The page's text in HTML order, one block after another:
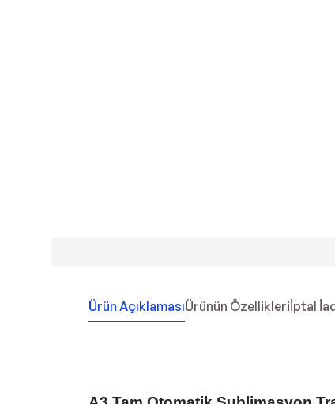
Ürün AçıklamasıÜrünün Özellikleriİptal